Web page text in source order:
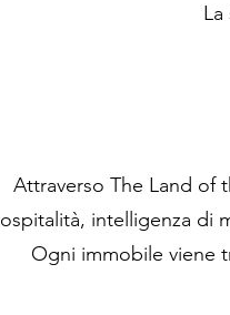
Attraverso The Land of
ospitalità, intelligenza di
Ogni immobile viene